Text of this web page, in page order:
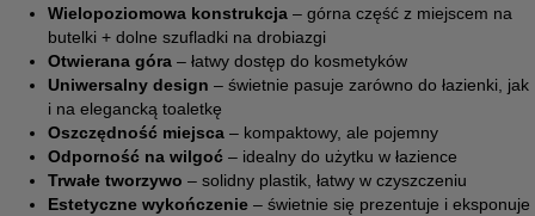
Wielopoziomowa konstrukcja – górna część z miejscem na
butelki + dolne szufladki na drobiazgi
Otwierana góra – łatwy dostęp do kosmetyków
Uniwersalny design – świetnie pasuje zarówno do łazienki, jak
i na elegancką toaletkę
Oszczędność miejsca – kompaktowy, ale pojemny
Odporność na wilgoć – idealny do użytku w łazience
Trwałe tworzywo – solidny plastik, łatwy w czyszczeniu
Estetyczne wykończenie – świetnie się prezentuje i eksponuje